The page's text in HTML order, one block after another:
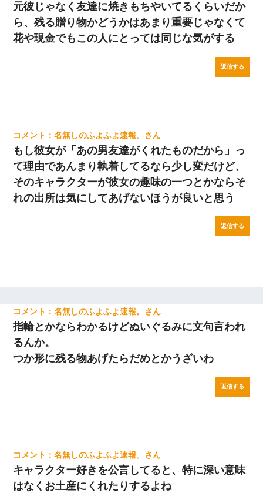
元彼じゃなく友達に焼きもちやいてるくらいだか
ら、残る贈り物かどうかはあまり重要じゃなくて
花や現金でもこの人にとっては同じな気がする
返信する
名無しのふよふよ速報。
もし彼女が「あの男友達がくれたものだから」っ
て理由であんまり執着してるなら少し変だけど、
そのキャラクターが彼女の趣味の一つとかならそ
れの出所は気にしてあげないほうが良いと思う
返信する
名無しのふよふよ速報。
指輪とかならわかるけどぬいぐるみに文句言われ
るんか。
つか形に残る物あげたらだめとかうざいわ
返信する
名無しのふよふよ速報。
キャラクター好きを公言してると、特に深い意味
はなくお土産にくれたりするよね